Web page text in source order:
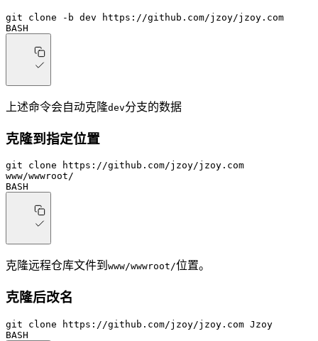
git clone -b dev https://github.com/jzoy/jzoy.com
BASH
上述命令会自动克隆dev分支的数据
克隆到指定位置
git clone https://github.com/jzoy/jzoy.com
www/wwwroot/
BASH
克隆远程仓库文件到 www/wwwroot/位置。
克隆后改名
git clone https://github.com/jzoy/jzoy.com Jzoy
BASH